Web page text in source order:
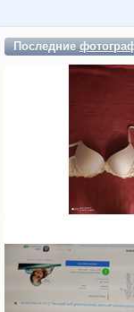
Последние